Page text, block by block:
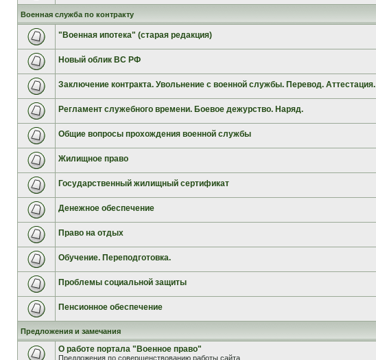
Военная служба по контракту
"Военная ипотека" (старая редакция)
Новый облик ВС РФ
Заключение контракта. Увольнение с военной службы. Перевод. Аттестация.
Регламент служебного времени. Боевое дежурство. Наряд.
Общие вопросы прохождения военной службы
Жилищное право
Государственный жилищный сертификат
Денежное обеспечение
Право на отдых
Обучение. Переподготовка.
Проблемы социальной защиты
Пенсионное обеспечение
Предложения и замечания
О работе портала "Военное право"
Предложения по совершенствованию работы сайта